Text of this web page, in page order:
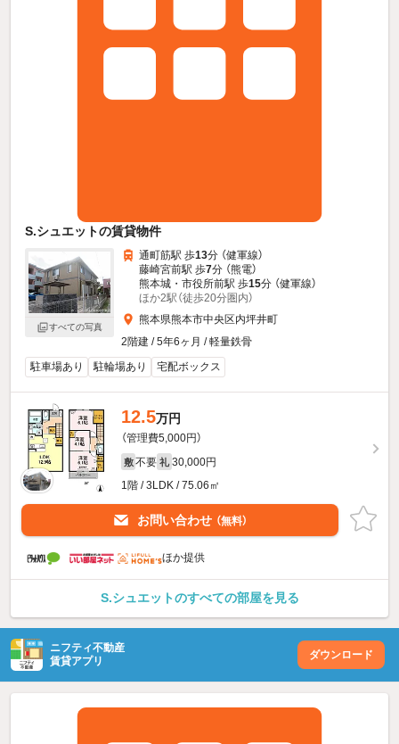
S.シュエットの賃貸物件
すべての写真
通町筋駅 歩13分 （健軍線）
藤崎宮前駅 歩7分 （熊電）
熊本城・市役所前駅 歩15分 （健軍線）
ほか2駅（徒歩20分圏内）
熊本県熊本市中央区内坪井町
2階建 / 5年6ヶ月 / 軽量鉄骨
駐車場あり
駐輪場あり 宅配ボックス
12.5万円
（管理費5,000円）
敷 不要 礼 30,000円
1階 / 3LDK / 75.06㎡
お問い合わせ （無料）
ほか提供
S.シュエットのすべての部屋を見る
ニフティ不動産
賃貸アプリ
ダウンロード